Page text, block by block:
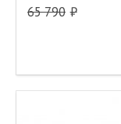
65 790